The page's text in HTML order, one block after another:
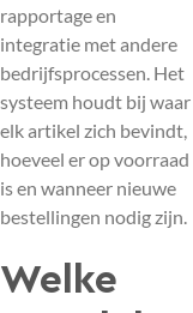
rapportage en
integratie met andere
bedrijfsprocessen. Het
systeem houdt bij waar
elk artikel zich bevindt,
hoeveel er op voorraad
is en wanneer nieuwe
bestellingen nodig zijn.
Welke